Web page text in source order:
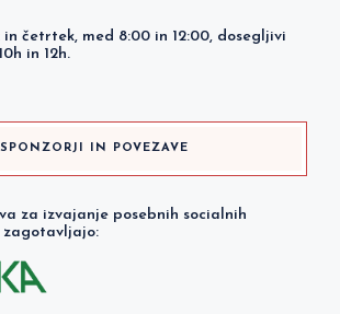
in četrtek, med 8:00 in 12:00, dosegljivi
in 12h.
SPONZORJI IN POVEZAVE
za izvajanje posebnih socialnih
zagotavljajo: